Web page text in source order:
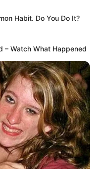
Habit. Do You Do It?
– Watch What Happened